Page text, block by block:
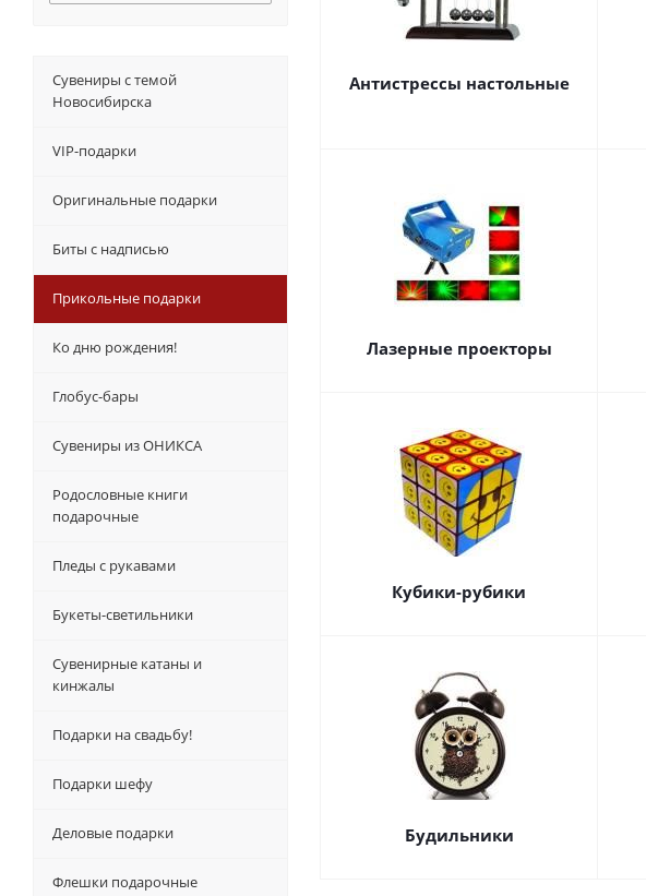
Антистрессы настольные
Лазерные проекторы
Кубики-рубики
Будильники
Сувениры с темой
Новосибирска
VIP-подарки
Оригинальные подарки
Биты с надписью
Прикольные подарки
Ко дню рождения!
Глобус-бары
Сувениры из ОНИКСА
Родословные книги
подарочные
Пледы с рукавами
Букеты-светильники
Сувенирные катаны и
кинжалы
Подарки на свадьбу!
Подарки шефу
Деловые подарки
Флешки подарочные